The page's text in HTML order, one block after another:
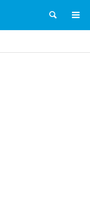
検索